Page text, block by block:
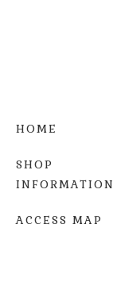
HOME
SHOP
INFORMATION
ACCESS MAP